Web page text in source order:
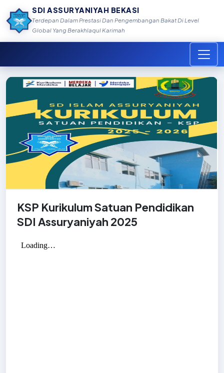
SDI ASSURYANIYAH BEKASI
Terdepan Dalam Prestasi Dan Pengembangan Bakat Di Level
Global Yang Berakhlaqul Karimah
KSP Kurikulum Satuan Pendidikan
SDI Assuryaniyah 2025